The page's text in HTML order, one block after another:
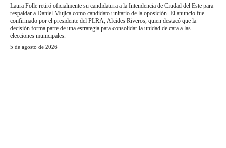
Laura Folle retiró oficialmente su candidatura a la Intendencia de Ciudad del Este para
respaldar a Daniel Mujica como candidato unitario de la oposición. El anuncio fue
confirmado por el presidente del PLRA, Alcides Riveros, quien destacó que la
decisión forma parte de una estrategia para consolidar la unidad de cara a las
elecciones municipales.
5 de agosto de 2026